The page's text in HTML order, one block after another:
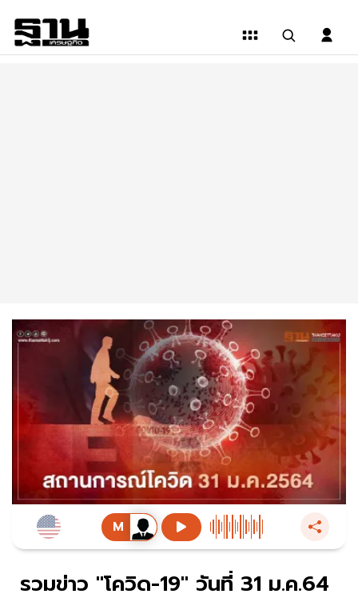
รวมข่าว "โควิด-19" วันที่ 31 ม.ค.64